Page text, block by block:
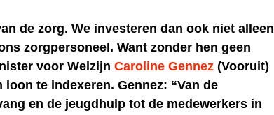
de zorg. We investeren dan ook niet alleen
zorgpersoneel. Want zonder hen geen
voor Welzijn Caroline Gennez(Vooruit)
te indexeren. Gennez: “Van de
en de jeugdhulp tot de medewerkers in